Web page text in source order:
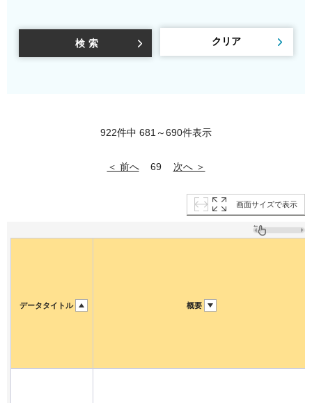
922件中 681～690件表示
＜ 前へ 69 次へ ＞
画面サイズで表示
データタイトル 概要